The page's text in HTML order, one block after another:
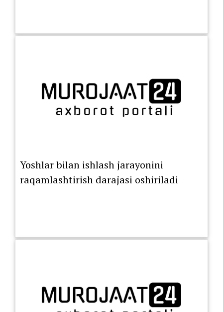
Yoshlar bilan ishlash jarayonini
raqamlashtirish darajasi oshiriladi